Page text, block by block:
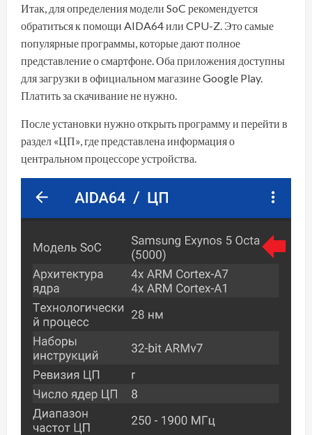
Итак, для определения модели SoC рекомендуется
обратиться к помощи AIDA64 или CPU-Z. Это самые
популярные программы, которые дают полное
представление о смартфоне. Оба приложения доступны
для загрузки в официальном магазине Google Play.
Платить за скачивание не нужно.
После установки нужно открыть программу и перейти в
раздел «ЦП», где представлена информация о
центральном процессоре устройства.